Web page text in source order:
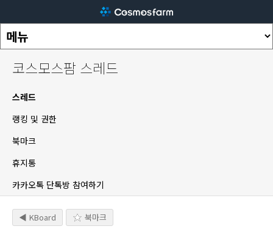
코스모스팜 스레드
스레드
랭킹 및 권한
북마크
휴지통
카카오톡 단톡방 참여하기
◀ KBoard 북마크